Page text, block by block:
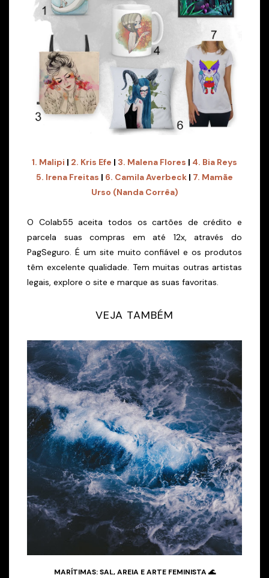
1. Malipi | 2. Kris Efe | 3. Malena Flores | 4. Bia Reys
5. Irena Freitas | 6. Camila Averbeck | 7. Mamãe
Urso (Nanda Corrêa)
O Colab55 aceita todos os cartões de crédito e
parcela suas compras em até 12x, através do
PagSeguro. É um site muito confiável e os produtos
têm excelente qualidade. Tem muitas outras artistas
legais, explore o site e marque as suas favoritas.
VEJA TAMBÉM
MARÍTIMAS: SAL, AREIA E ARTE FEMINISTA 🌊